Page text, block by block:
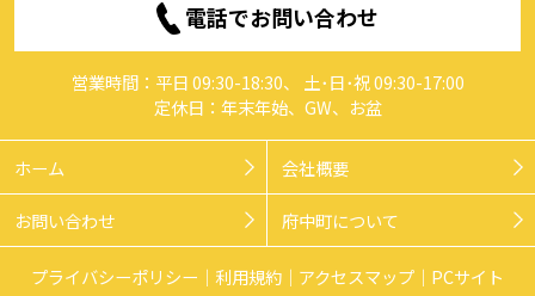
電話でお問い合わせ
営業時間：平日 09:30-18:30、 土･日･祝 09:30-17:00
定休日：年末年始、GW、お盆
ホーム 会社概要
お問い合わせ 府中町について
プライバシーポリシー 利用規約 アクセスマップ
PCサイト